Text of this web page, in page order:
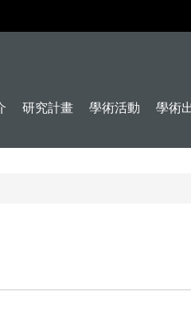
研究計畫 學術活動 學術